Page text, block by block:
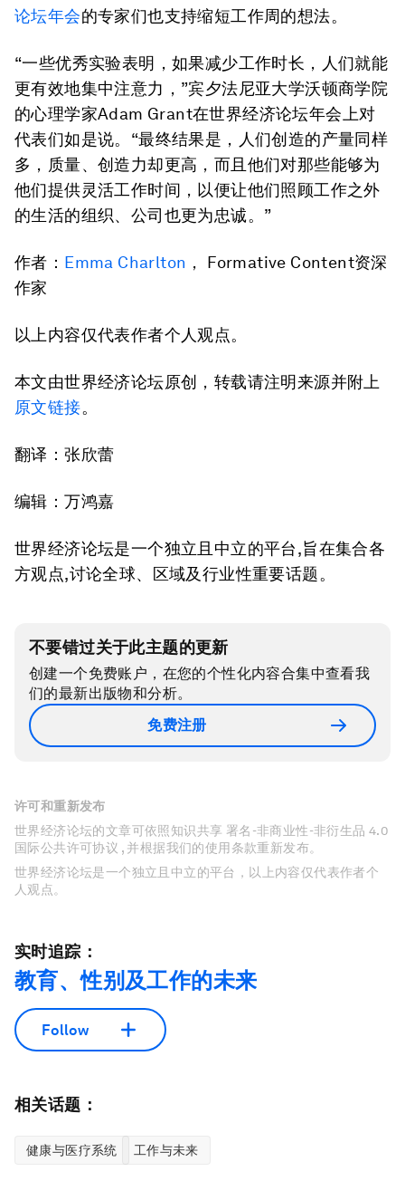
论坛年会的专家们也支持缩短工作周的想法。
“一些优秀实验表明，如果减少工作时长，人们就能
更有效地集中注意力，”宾夕法尼亚大学沃顿商学院
的心理学家Adam Grant在世界经济论坛年会上对
代表们如是说。“最终结果是，人们创造的产量同样
多，质量、创造力却更高，而且他们对那些能够为
他们提供灵活工作时间，以便让他们照顾工作之外
的生活的组织、公司也更为忠诚。”
作者： Emma Charlton ， Formative Content资深
作家
以上内容仅代表作者个人观点。
本文由世界经济论坛原创，转载请注明来源并附上
原文链接。
翻译：张欣蕾
编辑：万鸿嘉
世界经济论坛是一个独立且中立的平台,旨在集合各
方观点,讨论全球、区域及行业性重要话题。
不要错过关于此主题的更新
创建一个免费账户，在您的个性化内容合集中查看我
们的最新出版物和分析。
免费注册
许可和重新发布
世界经济论坛的文章可依照知识共享 署名-非商业性-非衍生品 4.0
国际公共许可协议 , 并根据我们的使用条款重新发布。
世界经济论坛是一个独立且中立的平台，以上内容仅代表作者个
人观点。
实时追踪：
教育、性别及工作的未来
Follow
相关话题：
健康与医疗系统 工作与未来